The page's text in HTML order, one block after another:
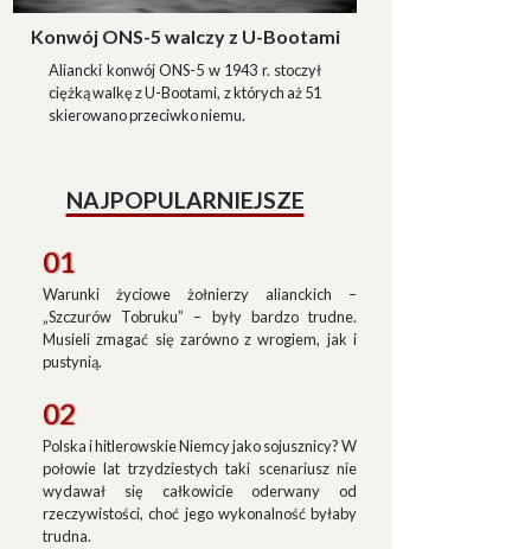
Konwój ONS-5 walczy z U-Bootami
Aliancki konwój ONS-5 w 1943 r. stoczył
ciężką walkę z U-Bootami, z których aż 51
skierowano przeciwko niemu.
NAJPOPULARNIEJSZE
01
Warunki życiowe żołnierzy alianckich –
„Szczurów Tobruku” – były bardzo trudne.
Musieli zmagać się zarówno z wrogiem, jak i
pustynią.
02
Polska i hitlerowskie Niemcy jako sojusznicy? W
połowie lat trzydziestych taki scenariusz nie
wydawał się całkowicie oderwany od
rzeczywistości, choć jego wykonalność byłaby
trudna.